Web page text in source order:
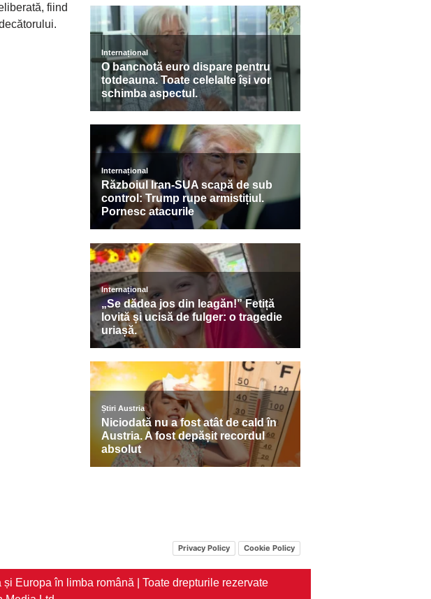
fiind
Privacy Policy Cookie Policy
Europa în limba română | Toate drepturile rezervate